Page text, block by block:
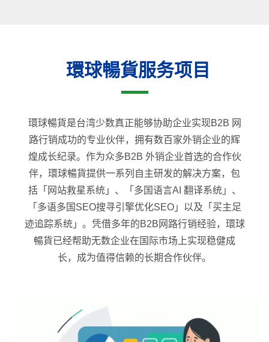
環球暢貨服务项目
環球暢貨是台湾少数真正能够协助企业实现B2B 网
路行销成功的专业伙伴，拥有数百家外销企业的辉
煌成长纪录。作为众多B2B 外销企业首选的合作伙
伴，環球暢貨提供一系列自主研发的解决方案，包
括「网站救星系统」、「多国语言AI 翻译系统」、
「多语多国SEO搜寻引擎优化SEO」以及「买主足
迹追踪系统」。凭借多年的B2B网路行销经验，環球
暢貨已经帮助无数企业在国际市场上实现稳健成
长，成为值得信赖的长期合作伙伴。